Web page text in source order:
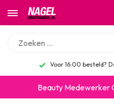
Voor 16:00 besteld?
Beauty Medewerker